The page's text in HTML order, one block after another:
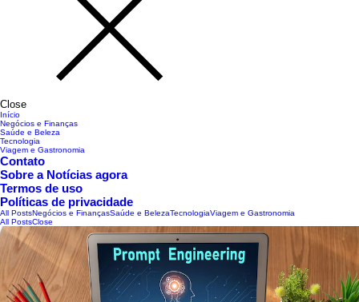
Close
Início
Negócios e Finanças
Saúde e Beleza
Tecnologia
Viagem e Gastronomia
Contato
Sobre a Notícias agora
Termos de uso
Políticas de privacidade
All PostsNegócios e FinançasSaúde e BelezaTecnologiaViagem e Gastronomia
All PostsClose